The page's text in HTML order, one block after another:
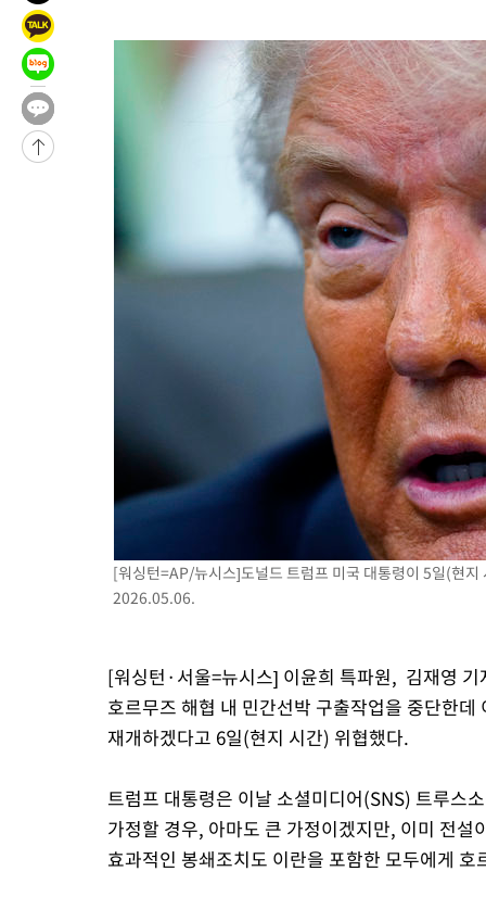
-3791초 전 >
실천"
-2876초 전 >
이란, "오만과 '중앙 단일 루트' 합의…북쪽 인바운드·남쪽 아
드는 임시"
1시간 전 >
"낮 기온 소폭 하락"…수도권 폭염중대경보, 폭염경보로 하향
1시간 전 >
[속보]이 대통령, '호우피해' 안동·의성 관할 4개 면 특별재난지역
1시간 전 >
[단독]중수청 지원 검사들, 정원 초과 시 낮은 계급 임용…희망지
낮 최고 37도 찜통더위…곳곳 소나기·강원 많은 비[내일날씨]
SK하이닉스, 용인·청주 팹에 54조 투자…"AI 메모리 수요 선제
여자배구 이재영·이다영 자매, 아제르바이잔 투란VC 입단
외국인 심판 성 접대 7경기 들여다보니…한국 축구 '5승 2무'
[속보]코스닥, 2.86포인트(0.36%) 내린 798.81마감
[속보]코스피, 6200선 약보합…0.60% 내린 6258.77에 마쳐
[속보]원·달러 환율, 7.7원 내린 1416.1원 마감
[속보] 노원서 40.1도 관측…서울, 2018년 이후 첫 40도
[속보]종합특검, '계엄 수용공간 확보' 신용해 前교정본부장 기소
외신들도 주목한 韓축구 파문…"국민적 공분에 수사 재개"
11시간 압수수색에 성접대 파문까지…'쑥대밭' 된 축구협회
[속보]규제합리화위원회 부위원장에 김태유 서울대 공대 교수…이
[워싱턴=AP/뉴시스]도널드 트럼프 미국 대통령이 5일(현
2026.05.06.
[워싱턴·서울=뉴시스] 이윤희 특파원, 김재영
호르무즈 해협 내 민간선박 구출작업을 중단한
재개하겠다고 6일(현지 시간) 위협했다.
트럼프 대통령은 이날 소셜미디어(SNS) 트루스
가정할 경우, 아마도 큰 가정이겠지만, 이미 전
효과적인 봉쇄조치도 이란을 포함한 모두에게